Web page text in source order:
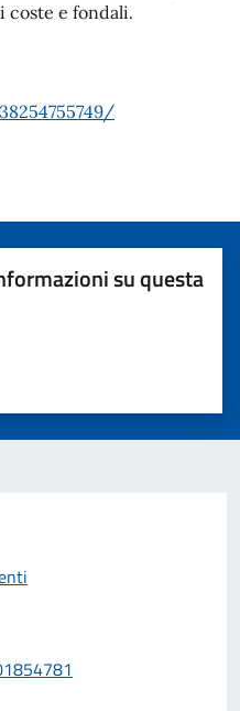
coste e fondali.
su questa
su 5
su 5